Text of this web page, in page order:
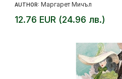
AUTHOR: Маргарет Мичъл
12.76 EUR (24.96 лв.)